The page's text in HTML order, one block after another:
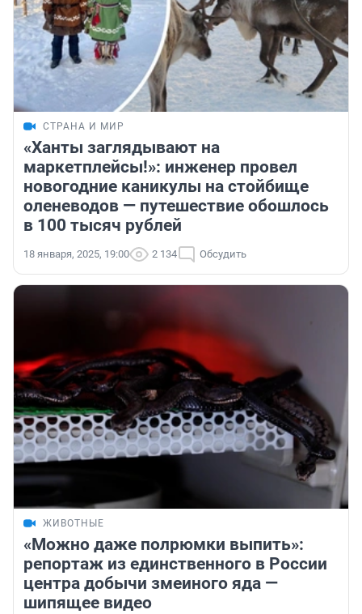
СТРАНА И МИР
«Ханты заглядывают на
маркетплейсы!»: инженер провел
новогодние каникулы на стойбище
оленеводов — путешествие обошлось
в 100 тысяч рублей
18 января, 2025, 19:00 2 134 Обсудить
ЖИВОТНЫЕ
«Можно даже полрюмки выпить»:
репортаж из единственного в России
центра добычи змеиного яда —
шипящее видео